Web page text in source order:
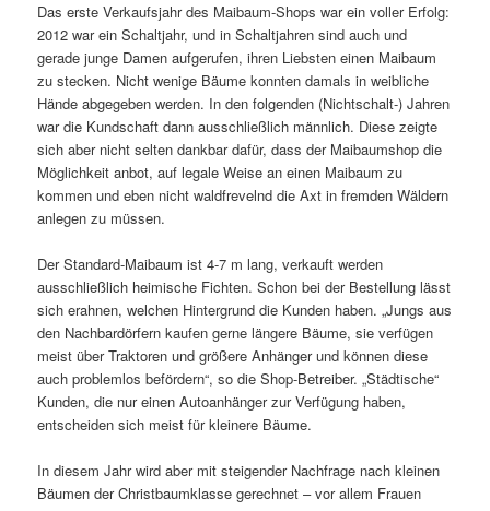
Das erste Verkaufsjahr des Maibaum-Shops war ein voller Erfolg:
2012 war ein Schaltjahr, und in Schaltjahren sind auch und
gerade junge Damen aufgerufen, ihren Liebsten einen Maibaum
zu stecken. Nicht wenige Bäume konnten damals in weibliche
Hände abgegeben werden. In den folgenden (Nichtschalt-) Jahren
war die Kundschaft dann ausschließlich männlich. Diese zeigte
sich aber nicht selten dankbar dafür, dass der Maibaumshop die
Möglichkeit anbot, auf legale Weise an einen Maibaum zu
kommen und eben nicht waldfrevelnd die Axt in fremden Wäldern
anlegen zu müssen.
Der Standard-Maibaum ist 4-7 m lang, verkauft werden
ausschließlich heimische Fichten. Schon bei der Bestellung lässt
sich erahnen, welchen Hintergrund die Kunden haben. „Jungs aus
den Nachbardörfern kaufen gerne längere Bäume, sie verfügen
meist über Traktoren und größere Anhänger und können diese
auch problemlos befördern“, so die Shop-Betreiber. „Städtische“
Kunden, die nur einen Autoanhänger zur Verfügung haben,
entscheiden sich meist für kleinere Bäume.
In diesem Jahr wird aber mit steigender Nachfrage nach kleinen
Bäumen der Christbaumklasse gerechnet – vor allem Frauen